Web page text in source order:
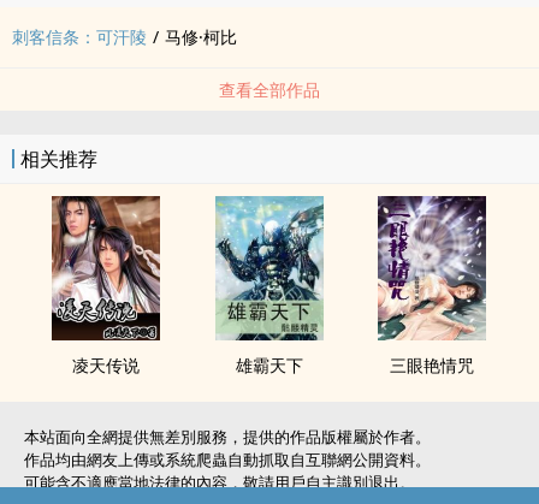
刺客信条：可汗陵 / 马修·柯比
查看全部作品
相关推荐
凌天传说 雄霸天下 三眼‌‍艳​‍‍情‎咒
本站面向全網提供無差別服務，提供的作品版權屬於作者。
作品均由網友上傳或系統爬蟲自動抓取自互聯網公開資料。
可能含不適應當地法律的內容，敬請用戶自主識別退出。